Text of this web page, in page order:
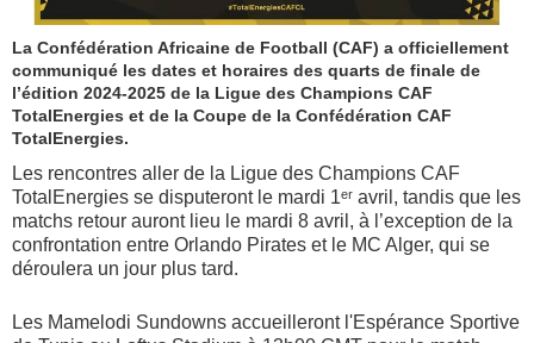
La Confédération Africaine de Football (CAF) a officiellement
communiqué les dates et horaires des quarts de finale de
l’édition 2024-2025 de la Ligue des Champions CAF
TotalEnergies et de la Coupe de la Confédération CAF
TotalEnergies.
Les rencontres aller de la Ligue des Champions CAF
TotalEnergies se disputeront le mardi 1ᵉʳ avril, tandis que les
matchs retour auront lieu le mardi 8 avril, à l’exception de la
confrontation entre Orlando Pirates et le MC Alger, qui se
déroulera un jour plus tard.
Les Mamelodi Sundowns accueilleront l'Espérance Sportive